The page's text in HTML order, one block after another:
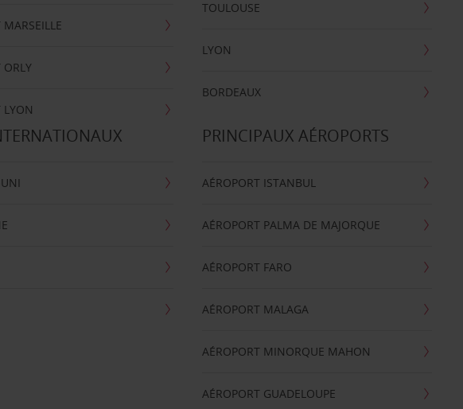
ORLY
LYON
TOULOUSE
LYON
BORDEAUX
PRINCIPAUX AÉROPORTS
AÉROPORT ISTANBUL
AÉROPORT PALMA DE MAJORQUE
AÉROPORT FARO
AÉROPORT MALAGA
AÉROPORT MINORQUE MAHON
AÉROPORT GUADELOUPE